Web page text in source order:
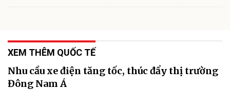
XEM THÊM QUỐC TẾ
Nhu cầu xe điện tăng tốc, thúc đẩy thị trường
Đông Nam Á